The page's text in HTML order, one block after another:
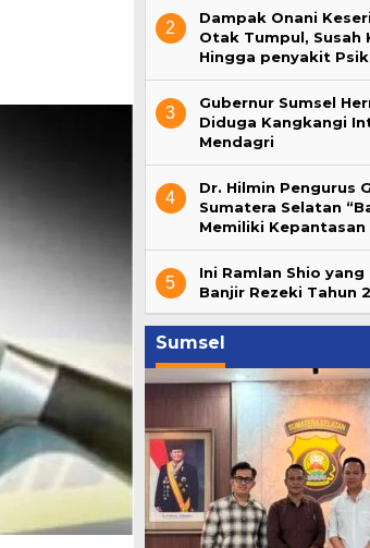
2
Dampak Onani
Otak Tumpul, Susah
Hingga penyakit
3
Gubernur Sumsel
Diduga Kangkangi
Mendagri
4
Dr. Hilmin Pengurus
Sumatera Selatan
Memiliki
5
Ini Ramlan Shio yang
Banjir Rezeki Tahun
Sumsel